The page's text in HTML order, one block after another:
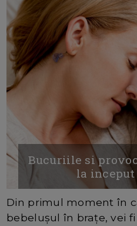
Bucuriile si
la
Din primul moment în
bebelușul în brațe, vei